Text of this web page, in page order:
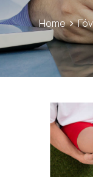
Home